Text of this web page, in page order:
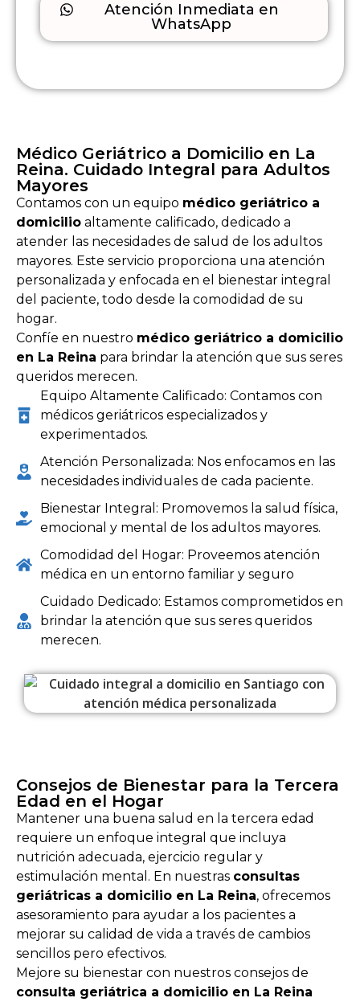
Atención Inmediata en
WhatsApp
Médico Geriátrico a Domicilio en La
Reina. Cuidado Integral para Adultos
Mayores
Contamos con un equipo médico geriátrico a
domicilio altamente calificado, dedicado a
atender las necesidades de salud de los adultos
mayores. Este servicio proporciona una atención
personalizada y enfocada en el bienestar integral
del paciente, todo desde la comodidad de su
hogar.
Confíe en nuestro médico geriátrico a domicilio
en La Reina para brindar la atención que sus seres
queridos merecen.
Equipo Altamente Calificado: Contamos con
médicos geriátricos especializados y
experimentados.
Atención Personalizada: Nos enfocamos en las
necesidades individuales de cada paciente.
Bienestar Integral: Promovemos la salud física,
emocional y mental de los adultos mayores.
Comodidad del Hogar: Proveemos atención
médica en un entorno familiar y seguro
Cuidado Dedicado: Estamos comprometidos en
brindar la atención que sus seres queridos
merecen.
Consejos de Bienestar para la Tercera
Edad en el Hogar
Mantener una buena salud en la tercera edad
requiere un enfoque integral que incluya
nutrición adecuada, ejercicio regular y
estimulación mental. En nuestras consultas
geriátricas a domicilio en La Reina, ofrecemos
asesoramiento para ayudar a los pacientes a
mejorar su calidad de vida a través de cambios
sencillos pero efectivos.
Mejore su bienestar con nuestros consejos de
consulta geriátrica a domicilio en La Reina